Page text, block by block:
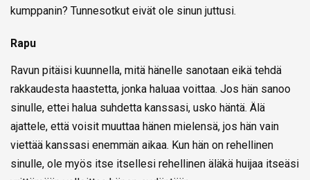
kumppanin? Tunnesotkut eivät ole sinun juttusi.
Rapu
Ravun pitäisi kuunnella, mitä hänelle sanotaan eikä tehdä
rakkaudesta haastetta, jonka haluaa voittaa. Jos hän sanoo
sinulle, ettei halua suhdetta kanssasi, usko häntä. Älä
ajattele, että voisit muuttaa hänen mielensä, jos hän vain
viettää kanssasi enemmän aikaa. Kun hän on rehellinen
sinulle, ole myös itse itsellesi rehellinen äläkä huijaa itseäsi